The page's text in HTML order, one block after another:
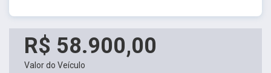
R$ 58.900,00
Valor do Veículo